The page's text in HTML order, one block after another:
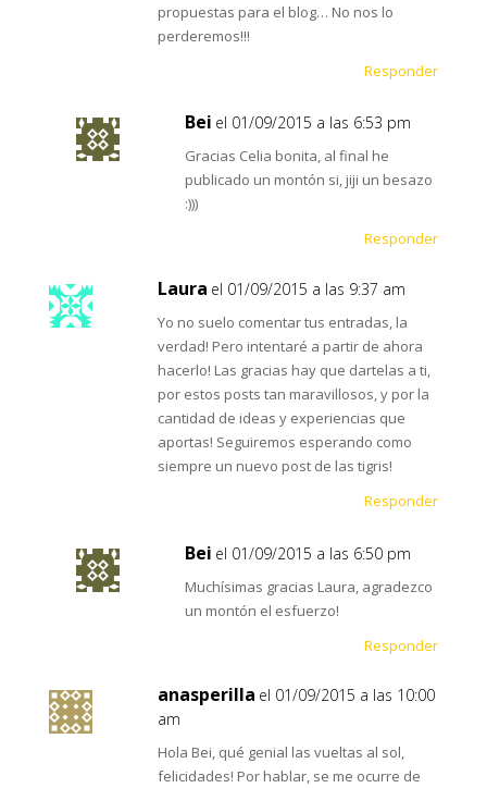
propuestas para el blog… No nos lo
perderemos!!!
Responder
Bei el 01/09/2015 a las 6:53 pm
Gracias Celia bonita, al final he
publicado un montón si, jiji un besazo
:)))
Responder
Laura el 01/09/2015 a las 9:37 am
Yo no suelo comentar tus entradas, la
verdad! Pero intentaré a partir de ahora
hacerlo! Las gracias hay que dartelas a ti,
por estos posts tan maravillosos, y por la
cantidad de ideas y experiencias que
aportas! Seguiremos esperando como
siempre un nuevo post de las tigris!
Responder
Bei el 01/09/2015 a las 6:50 pm
Muchísimas gracias Laura, agradezco
un montón el esfuerzo!
Responder
anasperilla el 01/09/2015 a las 10:00
am
Hola Bei, qué genial las vueltas al sol,
felicidades! Por hablar, se me ocurre de